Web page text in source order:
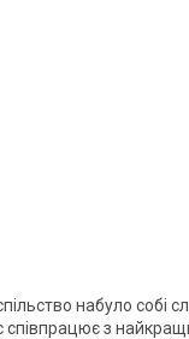
набуло собі
співпрацює з